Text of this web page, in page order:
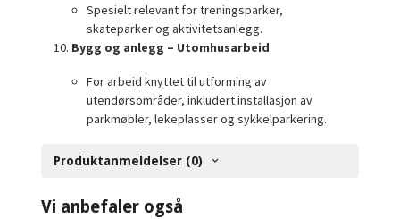
Spesielt relevant for treningsparker,
skateparker og aktivitetsanlegg.
Bygg og anlegg – Utomhusarbeid
For arbeid knyttet til utforming av
utendørsområder, inkludert installasjon av
parkmøbler, lekeplasser og sykkelparkering.
Produktanmeldelser (0)
Vi anbefaler også